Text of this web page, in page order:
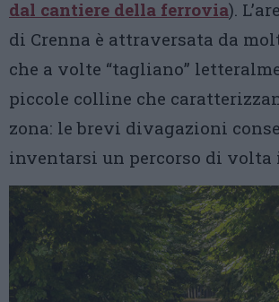
dal cantiere della ferrovia).
di Crenna è attraversata da
che a volte “tagliano”
piccole colline che
zona: le brevi divagazioni
inventarsi un percorso di volta